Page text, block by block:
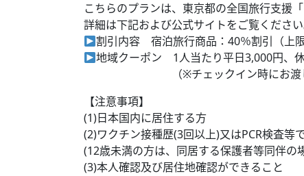
こちらのプランは、東京都の全国旅行支援
詳細は下記および公式サイトをご覧ください
割引内容 宿泊旅行商品：40％割引（上限
地域クーポン 1人当たり平日3,000円、
（※チェックイン時にお渡しい
【注意事項】
(1)日本国内に居住する方
(2)ワクチン接種歴(3回以上)又はPCR検査等
(12歳未満の方は、同居する保護者等同伴の
(3)本人確認及び居住地確認ができること